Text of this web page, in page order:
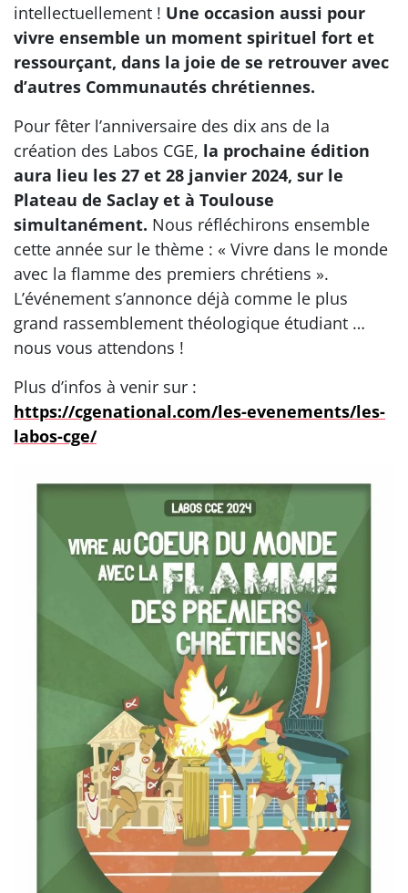
intellectuellement ! Une occasion aussi pour
vivre ensemble un moment spirituel fort et
ressourçant, dans la joie de se retrouver avec
d’autres Communautés chrétiennes.
Pour fêter l’anniversaire des dix ans de la
création des Labos CGE, la prochaine édition
aura lieu les 27 et 28 janvier 2024, sur le
Plateau de Saclay et à Toulouse
simultanément. Nous réfléchirons ensemble
cette année sur le thème : « Vivre dans le monde
avec la flamme des premiers chrétiens ».
L’événement s’annonce déjà comme le plus
grand rassemblement théologique étudiant …
nous vous attendons !
Plus d’infos à venir sur :
https://cgenational.com/les-evenements/les-
labos-cge/